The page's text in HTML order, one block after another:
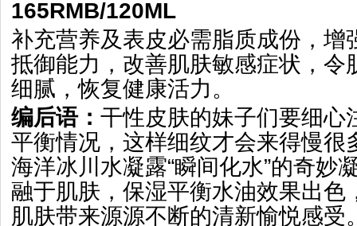
165RMB/120ML
补充营养及表皮必需脂质成份，增
抵御能力，改善肌肤敏感症状，令
细腻，恢复健康活力。
编后语： 干性皮肤的妹子们要细心
平衡情况，这样细纹才会来得慢很
海洋冰川水凝露“瞬间化水”的奇妙
融于肌肤，保湿平衡水油效果出色
肌肤带来源源不断的清新愉悦感受